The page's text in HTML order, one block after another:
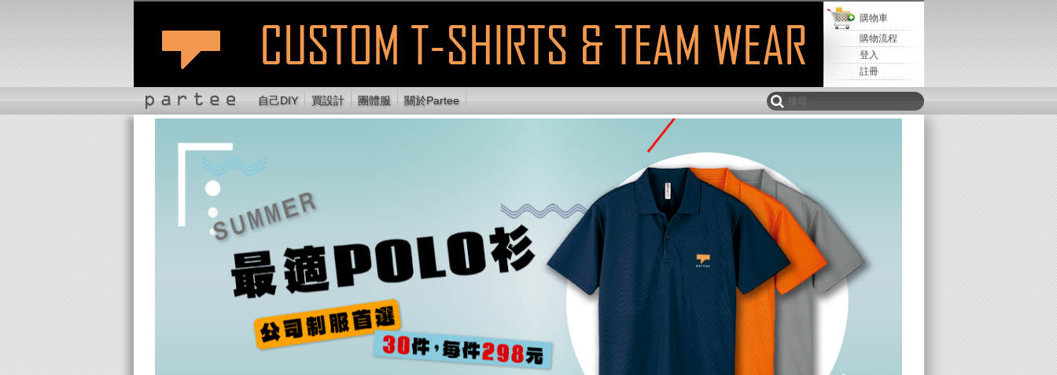
購物車
購物流程
登入
註冊
自己DIY 買設計 團體服 關於Partee